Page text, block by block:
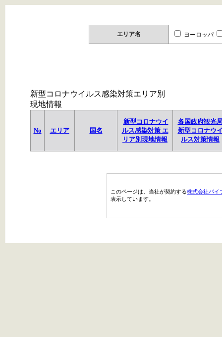
エリア名 ヨーロッパ
新型コロナウイルス感染対策エリア別
現地情報
No エリア 国名
新型コロナウイ
ルス感染対策 エ
リア別現地情報
各国政府観光
新型コロナウ
ルス対策情報
このページは、当社が契約する株式会社パイ
表示しています。